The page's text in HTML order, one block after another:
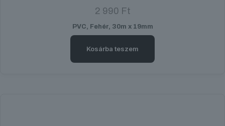
2 990 Ft
PVC, Fehér, 30m x 19mm
Kosárba teszem